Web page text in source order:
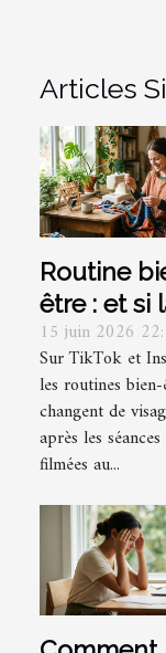
Articles
Routine
être : et si
création
était le
yoga ?
15 juin 2026
Sur TikTok et
les routines
changent de
après les
filmées au...